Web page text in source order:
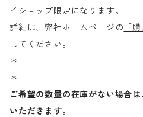
イショップ限定になります。
詳細は、弊社ホームページの 「
してください。
＊
＊
ご希望の数量の在庫がない場合
いただきます。